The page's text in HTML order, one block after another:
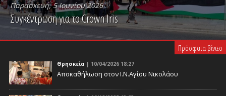
Παρασκευή, 5 Ιουνίου 2026
Συγκέντρωση για το Crown Iris
PLAY VIDEO
Πρόσφατα βίντεο
Θρησκεία | 10/04/2026 18:27
Αποκαθήλωση στον Ι.Ν.Αγίου Νικολάου